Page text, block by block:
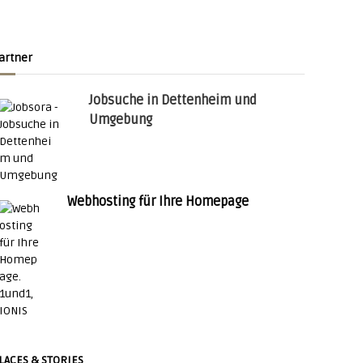
Jobsuche in Dettenheim und
Umgebung
Webhosting für Ihre Homepage
& STORIES